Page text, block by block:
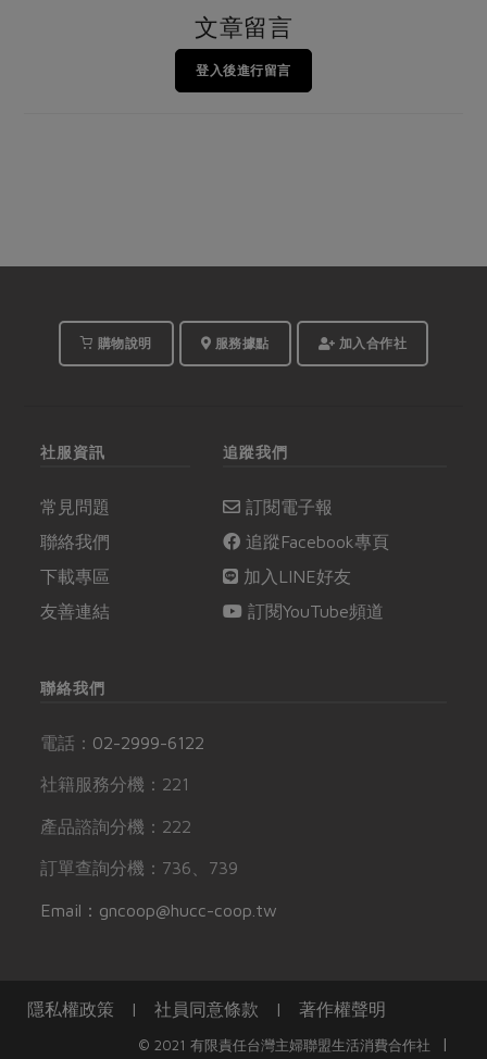
文章留言
登入後進行留言
購物說明 服務據點 加入合作社
社服資訊
常見問題
聯絡我們
下載專區
友善連結
追蹤我們
訂閱電子報
追蹤Facebook專頁
加入LINE好友
訂閱YouTube頻道
聯絡我們
電話： 02-2999-6122
社籍服務分機：221
產品諮詢分機：222
訂單查詢分機：736、739
Email：gncoop@hucc-coop.tw
隱私權政策 | 社員同意條款 | 著作權聲明
© 2021 有限責任台灣主婦聯盟生活消費合作社 |